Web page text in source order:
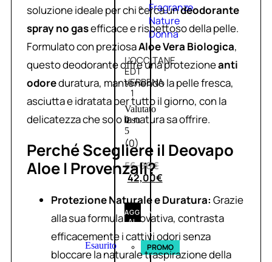
Fragranze
Nature
Donna
L’OCCITANE
EDT
VERBENA
1
Valutato
0su
5
(0)
56,00€
42,00€
AGGIUNGI
AL
CARRELLO
Esaurito PROMO
soluzione ideale per chi cerca undeodorante
spray no gasefficace e rispettoso della pelle.
Formulato con preziosaAloe Vera Biologica,
questo deodorante offre una protezioneanti
odoreduratura, mantenendo la pelle fresca,
asciutta e idratata per tutto il giorno, con la
delicatezza che solo la natura sa offrire.
Perché Scegliere il Deovapo
Aloe I Provenzali?
Protezione Naturale e Duratura: Grazie
alla sua formula innovativa, contrasta
efficacemente i cattivi odori senza
bloccare la naturale traspirazione della